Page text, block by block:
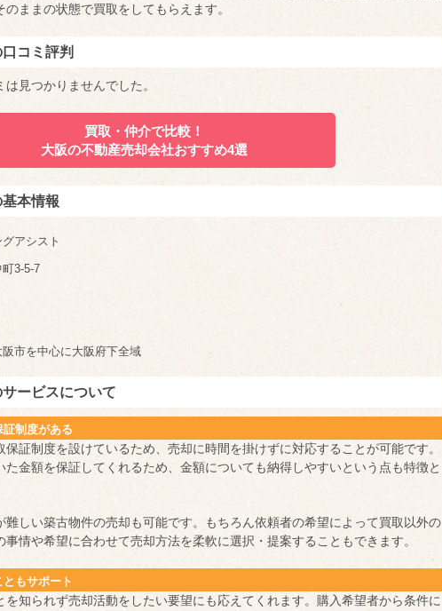
ままの状態で買取をしてもらえます。
コミ評判
見つかりませんでした。
買取・仲介で比較！
大阪の不動産売却会社おすすめ4選
本情報
アシスト
3-5-7
市を中心に大阪府下全域
ービスについて
制度がある
証制度を設けているため、売却に時間を掛けずに対応することが可能です。
た金額を保証してくれるため、金額についても納得しやすいという点も特徴と
難しい築古物件の売却も可能です。もちろん依頼者の希望によって買取以外の
情や希望に合わせて売却方法を柔軟に選択・提案することもできます。
もサポート
知られず売却活動をしたい要望にも応えてくれます。購入希望者から条件に